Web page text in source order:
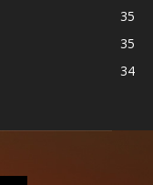
35
35
34